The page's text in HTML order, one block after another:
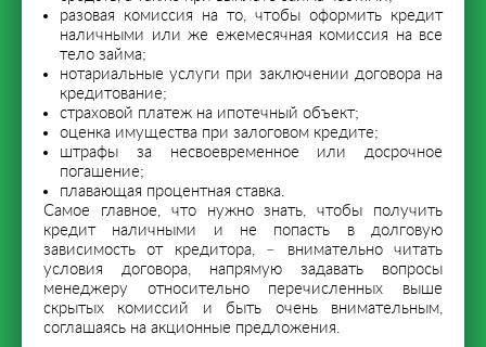
разовая комиссия на то, чтобы оформить кредит
наличными или же ежемесячная комиссия на все
тело займа;
нотариальные услуги при заключении договора на
кредитование;
страховой платеж на ипотечный объект;
оценка имущества при залоговом кредите;
штрафы за несвоевременное или досрочное
погашение;
плавающая процентная ставка.
Самое главное, что нужно знать, чтобы получить
кредит наличными и не попасть в долговую
зависимость от кредитора, – внимательно читать
условия договора, напрямую задавать вопросы
менеджеру относительно перечисленных выше
скрытых комиссий и быть очень внимательным,
соглашаясь на акционные предложения.